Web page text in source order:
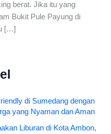
berat. Jika itu yang
Bukit Pule Payung di
[…]
di Sumedang dengan
yang Nyaman dan Aman
Liburan di Kota Ambon,